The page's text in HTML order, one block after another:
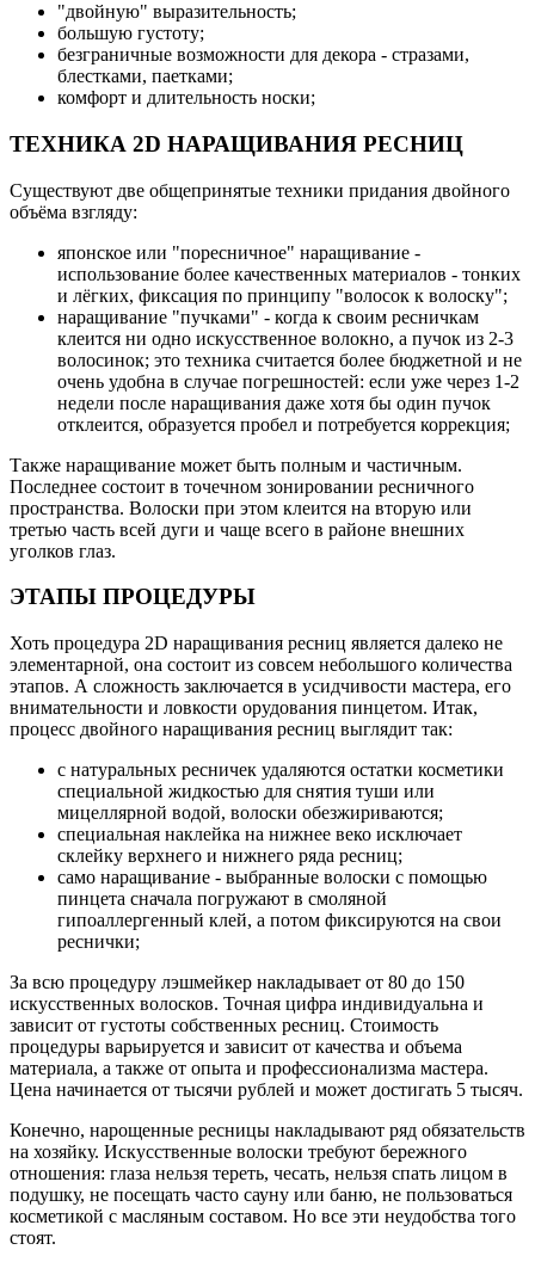
"двойную" выразительность;
большую густоту;
безграничные возможности для декора - стразами,
блестками, паетками;
комфорт и длительность носки;
ТЕХНИКА 2D НАРАЩИВАНИЯ РЕСНИЦ
Существуют две общепринятые техники придания двойного
объёма взгляду:
японское или "поресничное" наращивание -
использование более качественных материалов - тонких
и лёгких, фиксация по принципу "волосок к волоску";
наращивание "пучками" - когда к своим ресничкам
клеится ни одно искусственное волокно, а пучок из 2-3
волосинок; это техника считается более бюджетной и не
очень удобна в случае погрешностей: если уже через 1-2
недели после наращивания даже хотя бы один пучок
отклеится, образуется пробел и потребуется коррекция;
Также наращивание может быть полным и частичным.
Последнее состоит в точечном зонировании ресничного
пространства. Волоски при этом клеится на вторую или
третью часть всей дуги и чаще всего в районе внешних
уголков глаз.
ЭТАПЫ ПРОЦЕДУРЫ
Хоть процедура 2D наращивания ресниц является далеко не
элементарной, она состоит из совсем небольшого количества
этапов. А сложность заключается в усидчивости мастера, его
внимательности и ловкости орудования пинцетом. Итак,
процесс двойного наращивания ресниц выглядит так:
с натуральных ресничек удаляются остатки косметики
специальной жидкостью для снятия туши или
мицеллярной водой, волоски обезжириваются;
специальная наклейка на нижнее веко исключает
склейку верхнего и нижнего ряда ресниц;
само наращивание - выбранные волоски с помощью
пинцета сначала погружают в смоляной
гипоаллергенный клей, а потом фиксируются на свои
реснички;
За всю процедуру лэшмейкер накладывает от 80 до 150
искусственных волосков. Точная цифра индивидуальна и
зависит от густоты собственных ресниц. Стоимость
процедуры варьируется и зависит от качества и объема
материала, а также от опыта и профессионализма мастера.
Цена начинается от тысячи рублей и может достигать 5 тысяч.
Конечно, нарощенные ресницы накладывают ряд обязательств
на хозяйку. Искусственные волоски требуют бережного
отношения: глаза нельзя тереть, чесать, нельзя спать лицом в
подушку, не посещать часто сауну или баню, не пользоваться
косметикой с масляным составом. Но все эти неудобства того
стоят.